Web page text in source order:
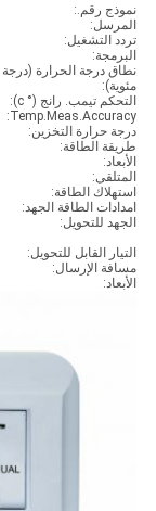
نموذج رقم.:
المرسل:
تردد التشغيل:
البرمجة:
نطاق درجة الحرارة (درجة
مئوية):
التحكم تيمب. رانج (° c):
Temp.Meas.Accuracy:
درجة حرارة التخزين:
طريقة الطاقة:
الأبعاد:
المتلقي:
استهلاك الطاقة:
امدادات الطاقة الجهد:
الجهد للتحويل:
التيار القابل للتحويل:
مسافة الإرسال:
الأبعاد: